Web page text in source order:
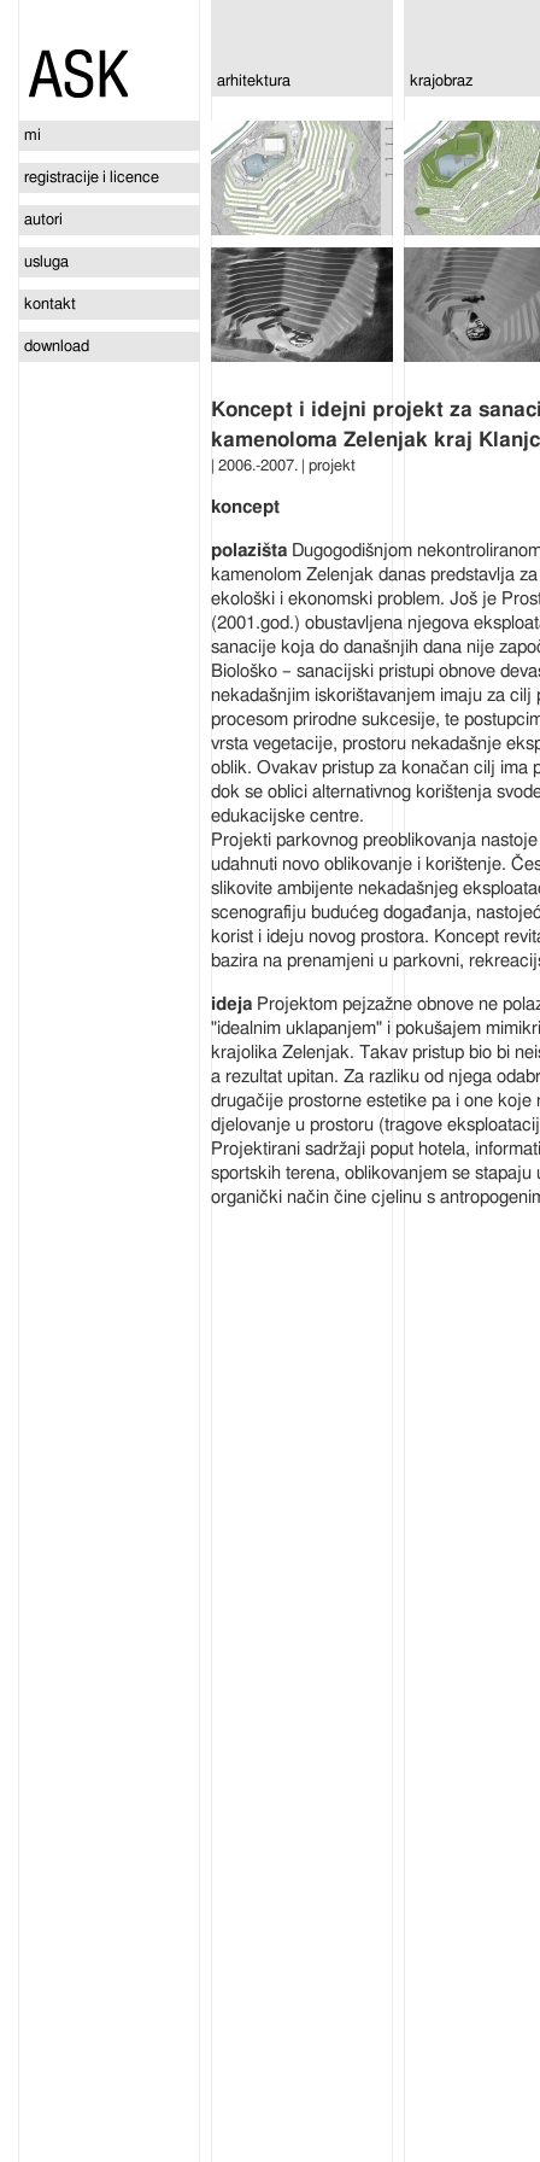
arhitektura krajobraz
mi
registracije i licence
autori
usluga
kontakt
download
Koncept i idejni projekt za
kamenoloma Zelenjak kraj
| 2006.-2007. | projekt
koncept
Dugogodišnjom
kamenolom Zelenjak danas predstavlja
ekološki i ekonomski problem. Još je
(2001.god.) obustavljena njegova
sanacije koja do današnjih dana nije
Biološko – sanacijski pristupi obnove
nekadašnjim iskorištavanjem imaju za cilj
procesom prirodne sukcesije, te
vrsta vegetacije, prostoru nekadašnje
oblik. Ovakav pristup za konačan cilj ima
dok se oblici alternativnog korištenja
edukacijske centre.
Projekti parkovnog preoblikovanja
udahnuti novo oblikovanje i korištenje.
slikovite ambijente nekadašnjeg
scenografiju budućeg događanja,
korist i ideju novog prostora. Koncept
bazira na prenamjeni u parkovni,
Projektom pejzažne obnove ne
"idealnim uklapanjem" i pokušajem
krajolika Zelenjak. Takav pristup bio bi
a rezultat upitan. Za razliku od njega
drugačije prostorne estetike pa i one koje
djelovanje u prostoru (tragove
Projektirani sadržaji poput hotela,
sportskih terena, oblikovanjem se stapaju
organički način čine cjelinu s